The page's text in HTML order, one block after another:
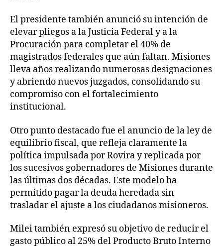
El presidente también anunció su intención de
elevar pliegos a la Justicia Federal y a la
Procuración para completar el 40% de
magistrados federales que aún faltan. Misiones
lleva años realizando numerosas designaciones
y abriendo nuevos juzgados, consolidando su
compromiso con el fortalecimiento
institucional.
Otro punto destacado fue el anuncio de la ley de
equilibrio fiscal, que refleja claramente la
política impulsada por Rovira y replicada por
los sucesivos gobernadores de Misiones durante
las últimas dos décadas. Este modelo ha
permitido pagar la deuda heredada sin
trasladar el ajuste a los ciudadanos misioneros.
Milei también expresó su objetivo de reducir el
gasto público al 25% del Producto Bruto Interno